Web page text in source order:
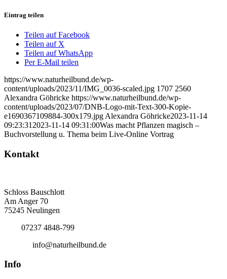
Eintrag teilen
Teilen auf Facebook
Teilen auf X
Teilen auf WhatsApp
Per E-Mail teilen
https://www.naturheilbund.de/wp-
content/uploads/2023/11/IMG_0036-scaled.jpg 1707 2560
Alexandra Göhricke https://www.naturheilbund.de/wp-
content/uploads/2023/07/DNB-Logo-mit-Text-300-Kopie-
e1690367109884-300x179.jpg Alexandra Göhricke2023-11-14
09:23:31 2023-11-14 09:31:00Was macht Pflanzen magisch –
Buchvorstellung u. Thema beim Live-Online Vortrag
Kontakt
Schloss Bauschlott
Am Anger 70
75245 Neulingen
07237 4848-799
info@naturheilbund.de
Info